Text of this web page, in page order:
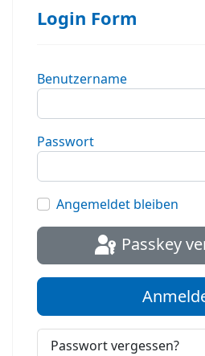
Login Form
Benutzername
Passwort
Angemeldet bleiben
Passkey
Passwort vergessen?